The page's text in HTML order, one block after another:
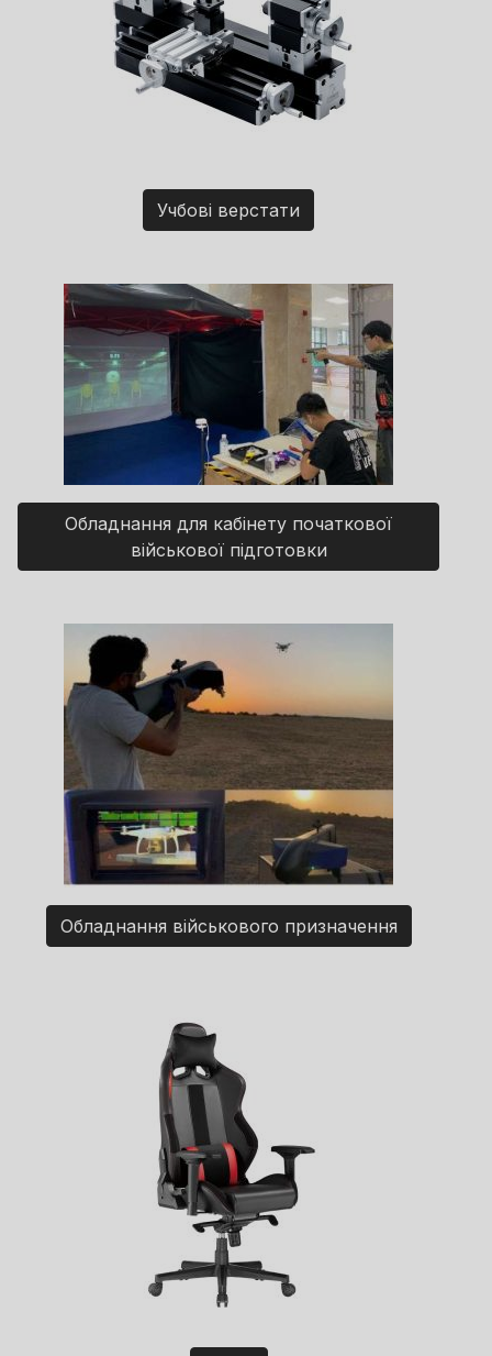
Учбові верстати
Обладнання для кабінету початкової
військової підготовки
Обладнання військового призначення